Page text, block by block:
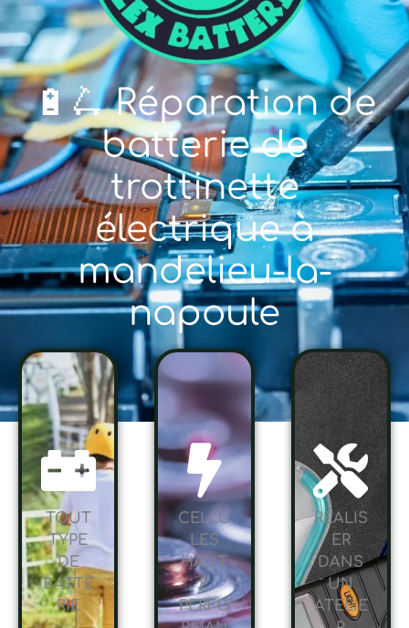
🔋🛴 Réparation de
batterie de
trottinette
électrique à
mandelieu-la-
napoule
TOUT
TYPE
DE
BATTE
RIE
CELLU
LES
HAUT
E
PERFO
RÉALIS
ER
DANS
UN
ATELIE